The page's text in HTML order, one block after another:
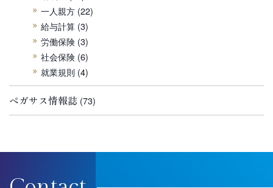
一人親方(22)
給与計算(3)
労働保険(3)
社会保険(6)
就業規則 (4)
ペガサス情報誌 (73)